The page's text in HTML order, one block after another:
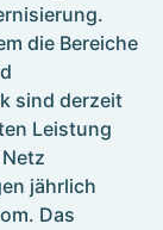
die Bereiche
sind derzeit
Leistung
jährlich
Das